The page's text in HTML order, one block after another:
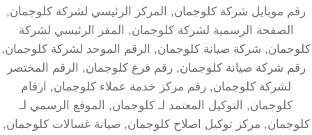
رقم موبايل شركة كلوجمان, المركز الرئيسي لشركة كلوجمان,
الصفحة الرسمية لشركة كلوجمان, المقر الرئيسي لشركة
كلوجمان, شركة صيانة كلوجمان, الرقم الموحد لشركة كلوجمان,
رقم شركة صيانة كلوجمان, رقم فرع كلوجمان, الرقم المختصر
لشركة كلوجمان, رقم مركز خدمة عملاء كلوجمان, ارقام
كلوجمان, التوكيل المعتمد لـ كلوجمان, الموقع الرسمي لـ
كلوجمان, مركز توكيل اصلاح كلوجمان, صيانة غسالات كلوجمان,